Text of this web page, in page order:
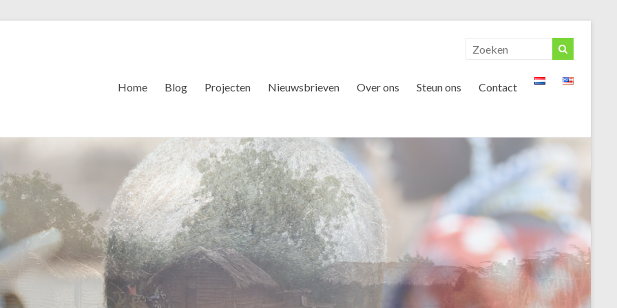
Home Blog Projecten Nieuwsbrieven Over ons Steun ons Contact